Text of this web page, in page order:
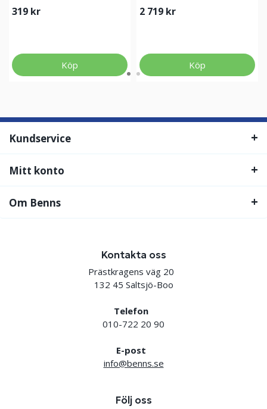
319 kr
Köp
2 719 kr
Köp
Kundservice
Mitt konto
Om Benns
Kontakta oss
Prästkragens väg 20
132 45 Saltsjö-Boo
Telefon
010-722 20 90
E-post
info@benns.se
Följ oss